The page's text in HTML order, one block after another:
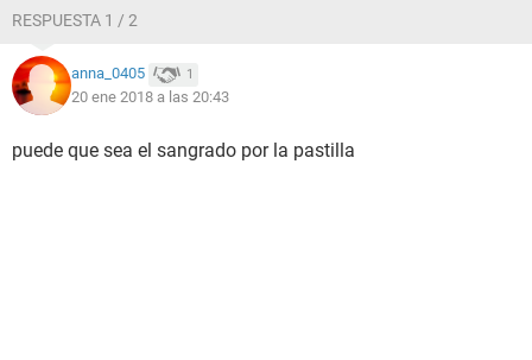
RESPUESTA 1 / 2
anna_0405 1
20 ene 2018 a las 20:43
puede que sea el sangrado por la pastilla